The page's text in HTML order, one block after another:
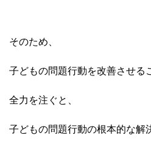
そのため、
子どもの問題行動を改善させる
全力を注ぐと、
子どもの問題行動の根本的な解